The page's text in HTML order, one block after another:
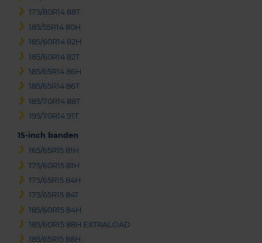
175/80R14 88T
185/55R14 80H
185/60R14 82H
185/60R14 82T
185/65R14 86H
185/65R14 86T
185/70R14 88T
195/70R14 91T
15-inch banden
165/65R15 81H
175/60R15 81H
175/65R15 84H
175/65R15 84T
185/60R15 84H
185/60R15 88H EXTRALOAD
185/65R15 88H